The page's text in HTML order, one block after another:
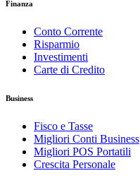
Finanza
Conto Corrente
Risparmio
Investimenti
Carte di Credito
Business
Fisco e Tasse
Migliori Conti Business
Migliori POS Portatili
Crescita Personale